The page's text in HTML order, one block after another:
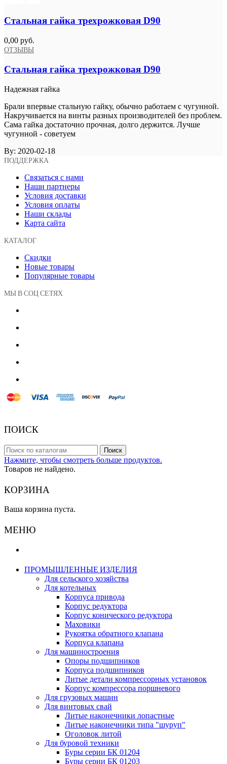
Стальная гайка трехрожковая D90
0,00 руб.
ОТЗЫВЫ
Стальная гайка трехрожковая D90
Надежная гайка
Брали впервые стальную гайку, обычно работаем с чугунной.
Накручивается на винты разных производителей без проблем.
Сама гайка достаточно прочная, долго держится. Лучше
чугунной - советуем
By: 2020-02-18
ПОДДЕРЖКА
Связаться с нами
Наши партнеры
Условия доставки
Условия оплаты
Наши склады
Карта сайта
КАТАЛОГ
Скидки
Новые товары
Популярные товары
МЫ В СОЦ СЕТЯХ
ПОИСК
Поиск
Нажмите, чтобы смотреть больше продуктов.
Товаров не найдено.
КОРЗИНА
Ваша корзина пуста.
МЕНЮ
ПРОМЫШЛЕННЫЕ ИЗДЕЛИЯ
Для сельского хозяйства
Для котельных
Корпуса привода
Корпус редуктора
Корпус конического редуктора
Маховики
Рукоятка обратного клапана
Корпуса клапана
Для машиностроения
Опоры подшипников
Корпуса подшипников
Литые детали компрессорных установок
Корпус компрессора поршневого
Для грузовых машин
Для винтовых свай
Литые наконечники лопастные
Литые наконечники типа "шуруп"
Оголовок литой
Для буровой техники
Буры серии БК 01204
Буры серии БК 01203